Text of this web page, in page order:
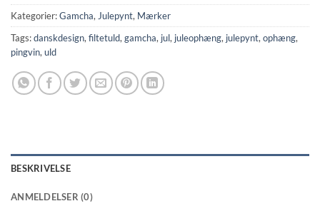
Kategorier:Gamcha, Julepynt, Mærker
Tags:danskdesign, filtetuld, gamcha, jul, juleophæng, julepynt, ophæng,
pingvin, uld
BESKRIVELSE
ANMELDELSER (0)